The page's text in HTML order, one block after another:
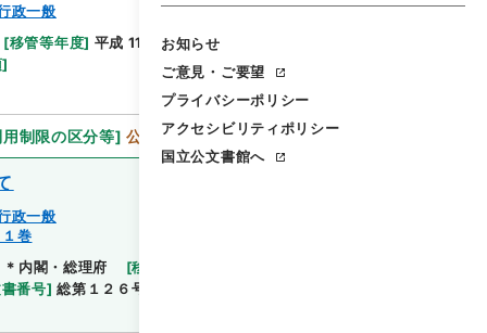
お知らせ
ご意見・ご要望
プライバシーポリシー
アクセシビリティポリシー
国立公文書館へ
政一般
[移管等年度] 平成 11 [作成・取得者
]
用制限の区分等] 公開
政一般
巻
＊内閣・総理府 [移管等年度
番号] 総第１２６号